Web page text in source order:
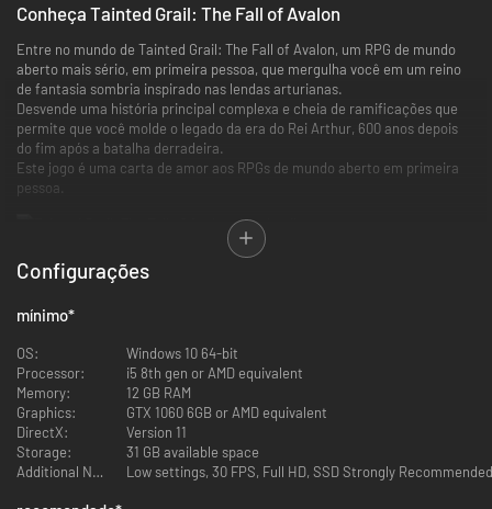
Conheça Tainted Grail: The Fall of Avalon
Entre no mundo de Tainted Grail: The Fall of Avalon, um RPG de mundo
aberto mais sério, em primeira pessoa, que mergulha você em um reino
de fantasia sombria inspirado nas lendas arturianas.
Desvende uma história principal complexa e cheia de ramificações que
permite que você molde o legado da era do Rei Arthur, 600 anos depois
do fim após a batalha derradeira.
Este jogo é uma carta de amor aos RPGs de mundo aberto em primeira
pessoa.
Destaques
chegam até 70 horas ao longo de três áreas grandiosas.
complexa e centenas de missões paralelas com personagens marcantes
dublados em inglês.
●Estilos de jogo ilimitados:
incontáveis arranjos: misture atributos, habilidades e equipamentos para
criar seu conjunto favorito.
Configurações
mínimo*
OS:
Windows 10 64-bit
Processor:
i5 8th gen or AMD equivalent
Memory:
12 GB RAM
Graphics:
GTX 1060 6GB or AMD equivalent
DirectX:
Version 11
Storage:
31 GB available space
Additional Notes:
Low settings, 30 FPS, Full HD, SSD Strongly Recommended